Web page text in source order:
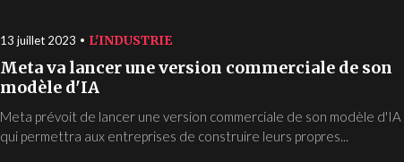
13 juillet 2023 L'INDUSTRIE
Meta va lancer une version commerciale de son
modèle d'IA
Meta prévoit de lancer une version commerciale de son modèle d'IA
qui permettra aux entreprises de construire leurs propres...